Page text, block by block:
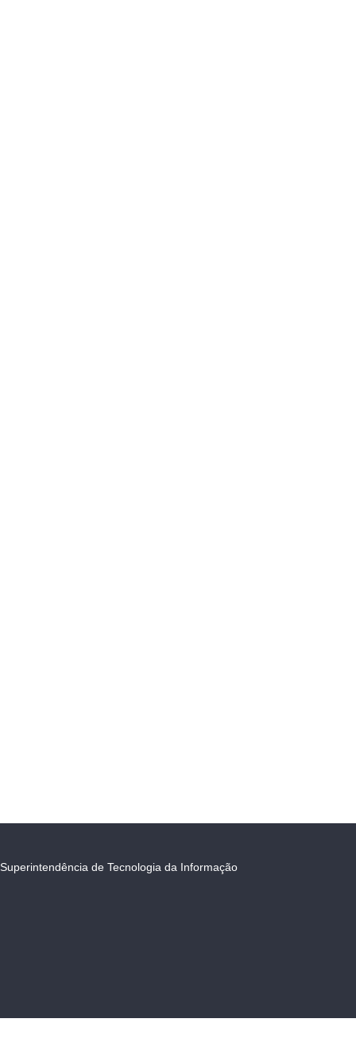
Superintendência de Tecnologia da Informação